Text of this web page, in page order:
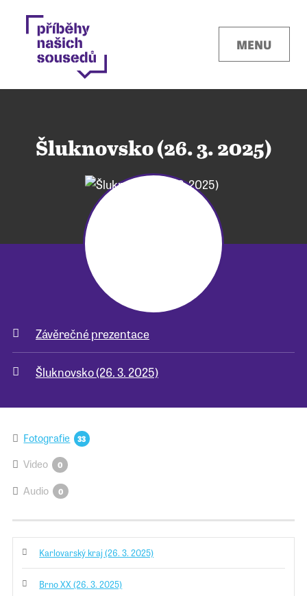
MENU
Pro školy
Příběhy našich sousedů
Šluknovsko (26. 3. 2025)
Závěrečné prezentace
Šluknovsko (26. 3. 2025)
Fotografie 33
Video 0
Audio 0
Karlovarský kraj (26. 3. 2025)
Brno XX (26. 3. 2025)